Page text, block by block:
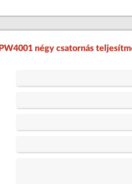
PW4001 négy csatornás